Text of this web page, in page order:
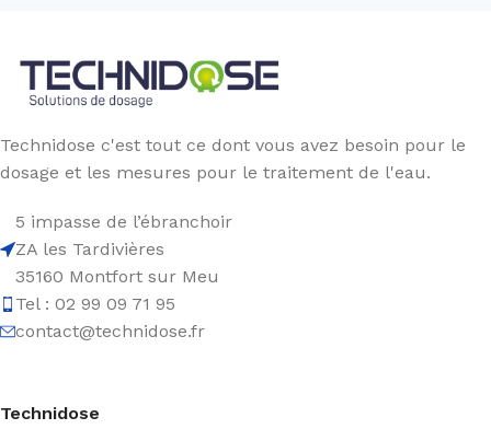
Technidose c'est tout ce dont vous avez besoin pour le
dosage et les mesures pour le traitement de l'eau.
5 impasse de l’ébranchoir
ZA les Tardivières
35160 Montfort sur Meu
Tel : 02 99 09 71 95
contact@technidose.fr
Technidose